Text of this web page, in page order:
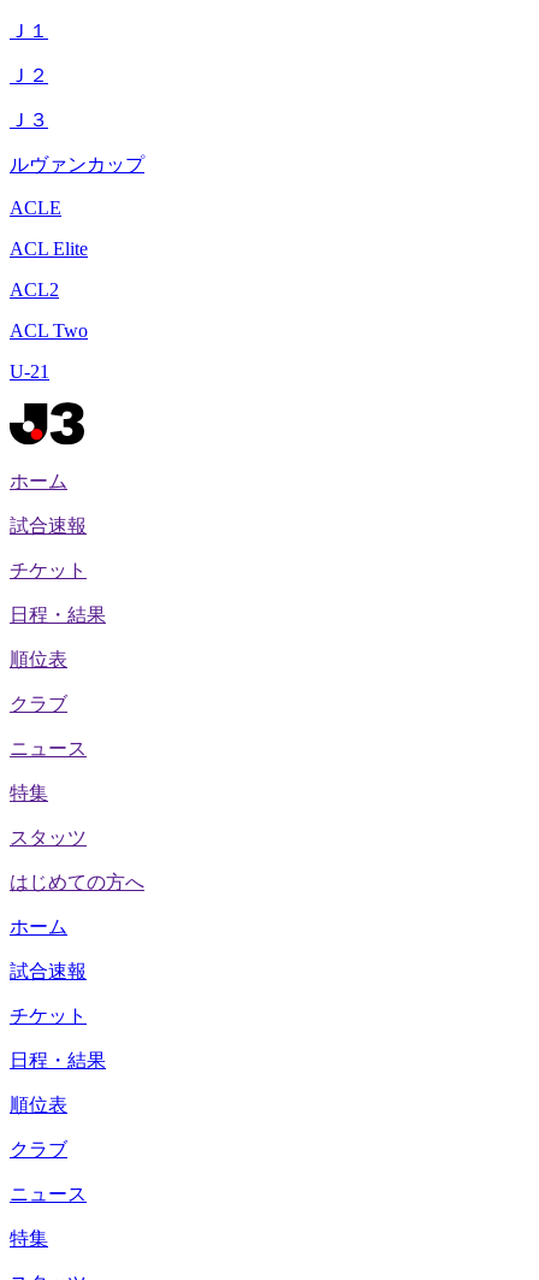
Ｊ１
Ｊ２
Ｊ３
ルヴァンカップ
ACLE
ACL Elite
ACL2
ACL Two
U-21
ホーム
試合速報
チケット
日程・結果
順位表
クラブ
ニュース
特集
スタッツ
はじめての方へ
ホーム
試合速報
チケット
日程・結果
順位表
クラブ
ニュース
特集